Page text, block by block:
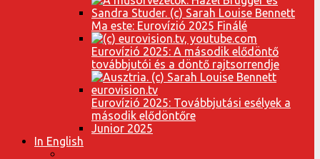
Ma este: Eurovízió 2025 Finálé
Eurovízió 2025: A második elődöntő
továbbjutói és a döntő rajtsorrendje
Eurovízió 2025: Továbbjutási esélyek a
második elődöntőre
Junior 2025
In English